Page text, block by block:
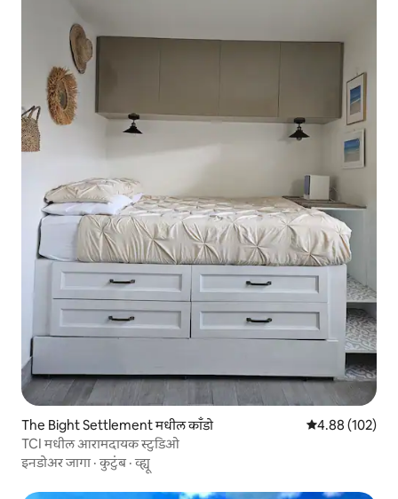
The Bight Settlement मधील काँडो 5 पैकी 4.88
4.88 (102)
TCI मधील आरामदायक स्टुडिओ
इनडोअर जागा ·कुटुंब·व्ह्यू